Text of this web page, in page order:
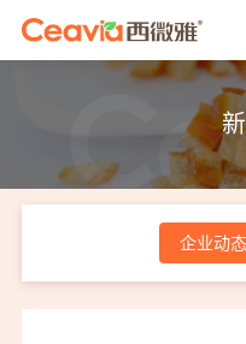
企业动态